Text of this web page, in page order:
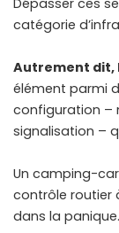
Dépasser ces
catégorie
Autrement dit,
élément parmi
configuration –
signalisation –
Un camping-
contrôle routier
dans la panique.